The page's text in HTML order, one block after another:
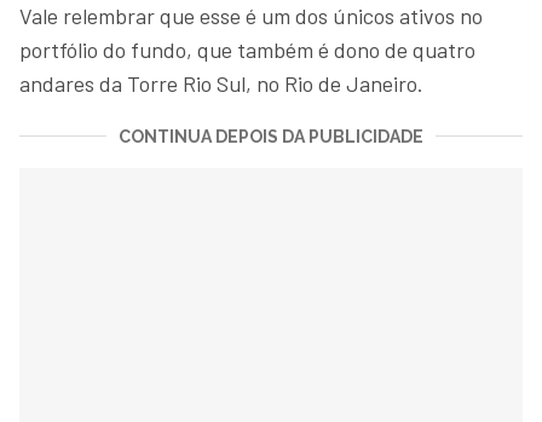
Vale relembrar que esse é um dos únicos ativos no
portfólio do fundo, que também é dono de quatro
andares da Torre Rio Sul, no Rio de Janeiro.
CONTINUA DEPOIS DA PUBLICIDADE